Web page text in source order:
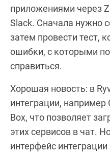
приложениями через
Slack. Сначала нужно
затем провести тест,
ошибки, с которыми
справиться.
Хорошая новость: в
интеграции, например
Box, что позволяет
этих сервисов в чат.
интерфейс